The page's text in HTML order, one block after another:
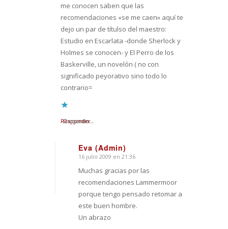
me conocen saben que las
recomendaciones «se me caen» aquí te
dejo un par de títulso del maestro:
Estudio en Escarlata -donde Sherlock y
Holmes se conocen- y El Perro de los
Baskerville, un novelón ( no con
significado peyorativo sino todo lo
contrario=
Cargando...
Responder
Eva (Admin)
Dice:
16 julio 2009 en 21:36
Muchas gracias por las
recomendaciones Lammermoor
porque tengo pensado retomar a
este buen hombre.
Un abrazo